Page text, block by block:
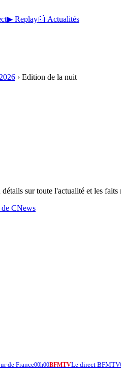
▶ Replay📰 Actualités
› Edition de la nuit
sur toute l'actualité et les faits
CNews
de France00h00BFMTVLe direct BFMTV